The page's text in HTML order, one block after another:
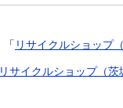
「 リサイクルショップ
リサイクルショップ（